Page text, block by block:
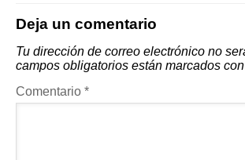
Deja un comentario
Tu dirección de correo electrónico no
campos obligatorios están marcados con
Comentario *